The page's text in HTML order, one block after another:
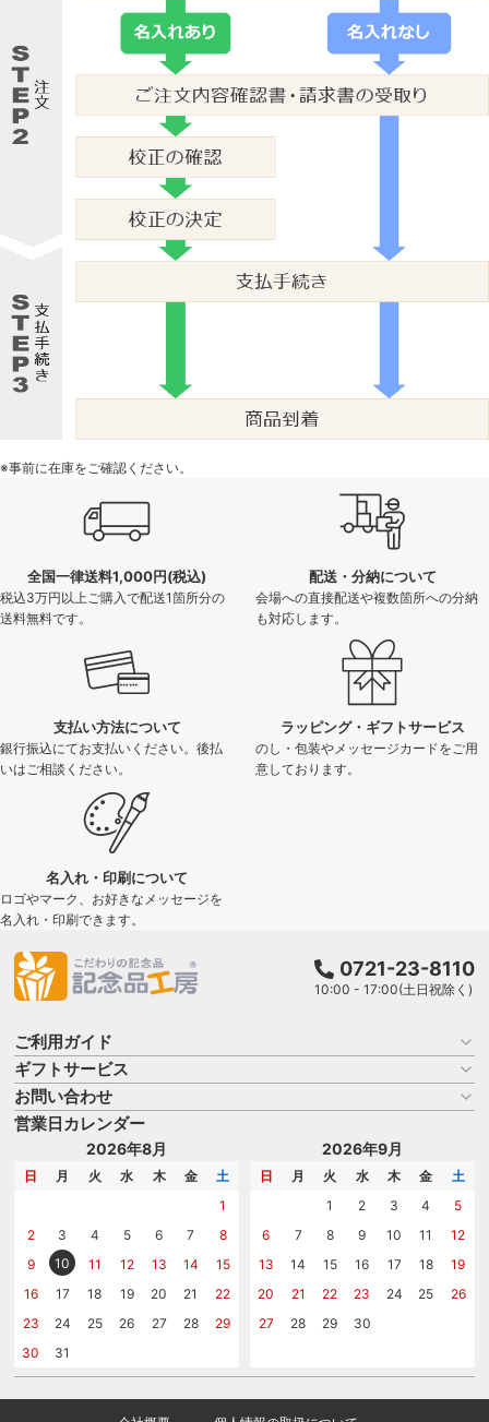
※事前に在庫をご確認ください。
全国一律送料1,000円(税込)
税込3万円以上ご購入で配送1箇所分の
送料無料です。
配送・分納について
会場への直接配送や複数箇所への分納
も対応します。
支払い方法について
銀行振込にてお支払いください。後払
いはご相談ください。
ラッピング・ギフトサービス
のし・包装やメッセージカードをご用
意しております。
名入れ・印刷について
ロゴやマーク、お好きなメッセージを
名入れ・印刷できます。
0721-23-8110
10:00 - 17:00(土日祝除く)
ご利用ガイド
お買い物ガイド
よくある質問
はじめての記念品選び
記念品工房の使い方
ギフトサービス
名入れについて
のし
メッセージカード
お問い合わせ
商品選びを相談する
名入れについて相談する
カタログを請求する
営業日カレンダー
2026年8月
日 月 火 水 木 金
土
1
2
3 4 5 6 7
8
9
10 11 12 13 14
15
16
17 18 19 20 21
22
23
24 25 26 27 28
29
30
31
2026年9月
日 月 火 水 木 金
土
1
2 3 4
5
6
7 8 9 10 11
12
13
14 15 16 17 18
19
20
21 22 23 24 25
26
27
28 29 30